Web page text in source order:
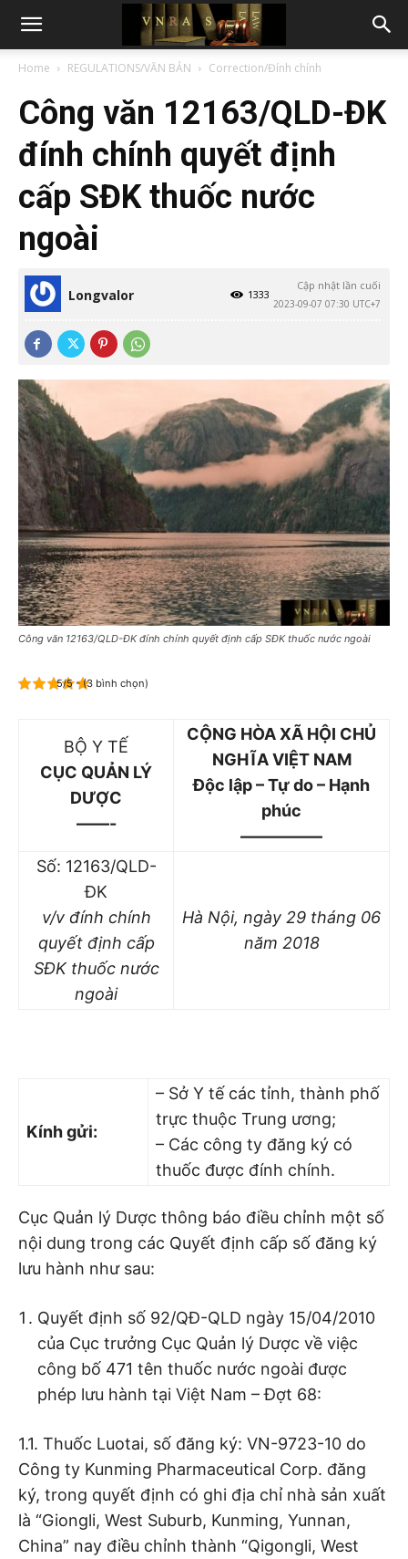
Home REGULATIONS/VĂN BẢN Correction/Đính chính
Công văn 12163/QLD-ĐK
đính chính quyết định
cấp SĐK thuốc nước
ngoài
Longvalor
Cập nhật lần cuối
2023-09-07 07:30 UTC+7
1333
Công văn 12163/QLD-ĐK đính chính quyết định cấp SĐK thuốc nước ngoài
5/5 - (3 bình chọn)
BỘ Y TẾ
CỤC QUẢN LÝ
DƯỢC
——-
CỘNG HÒA XÃ HỘI CHỦ
NGHĨA VIỆT NAM
Độc lập – Tự do – Hạnh
phúc
—————
Số: 12163/QLD-
ĐK
v/v đính chính
quyết định cấp
SĐK thuốc nước
ngoài
Hà Nội, ngày 29 tháng 06
năm 2018
Kính gửi:
– Sở Y tế các tỉnh, thành phố
trực thuộc Trung ương;
– Các công ty đăng ký có
thuốc được đính chính.
Cục Quản lý Dược thông báo điều chỉnh một số
nội dung trong các Quyết định cấp số đăng ký
lưu hành như sau:
Quyết định số 92/QĐ-QLD ngày 15/04/2010
của Cục trưởng Cục Quản lý Dược về việc
công bố 471 tên thuốc nước ngoài được
phép lưu hành tại Việt Nam – Đợt 68:
1.1. Thuốc Luotai, số đăng ký: VN-9723-10 do
Công ty Kunming Pharmaceutical Corp. đăng
ký, trong quyết định có ghi địa chỉ nhà sản xuất
là “Giongli, West Suburb, Kunming, Yunnan,
China” nay điều chỉnh thành “Qigongli, West